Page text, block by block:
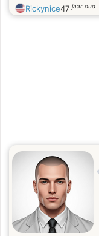
Rickynice47jaar oud